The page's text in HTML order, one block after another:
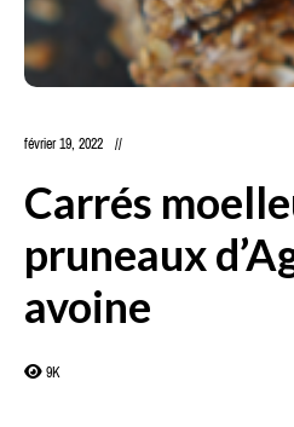
février 19, 2022
Carrés
pruneaux
avoine
9K